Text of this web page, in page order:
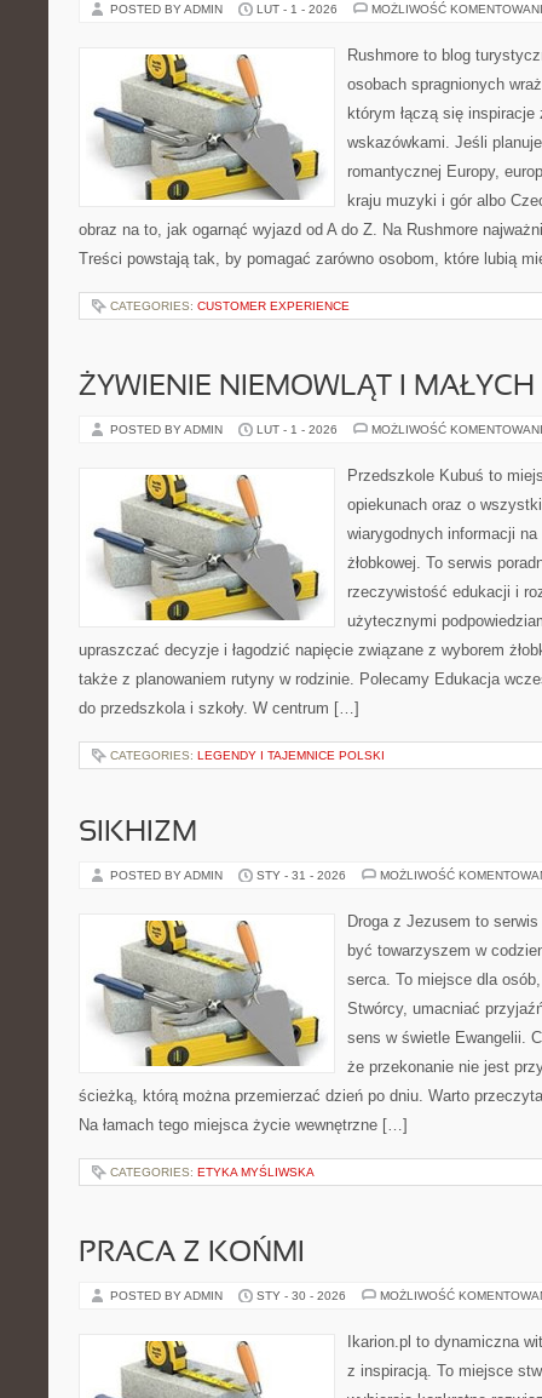
POSTED BY ADMIN LUT - 1 - 2026 MOŻLIWOŚĆ
Rushmore to blog
osobach spragnionych
którym łączą się
wskazówkami. Jeśli
romantycznej Europy,
kraju muzyki i gór albo
obraz na to, jak ogarnąć wyjazd od A do Z. Na Rushmore
Treści powstają tak, by pomagać zarówno osobom, które lubią
CATEGORIES: CUSTOMER EXPERIENCE
ŻYWIENIE NIEMOWLĄT I MAŁYCH
POSTED BY ADMIN LUT - 1 - 2026 MOŻLIWOŚĆ
Przedszkole Kubuś to
opiekunach oraz o
wiarygodnych informacji
żłobkowej. To serwis
rzeczywistość edukacji i
użytecznymi
upraszczać decyzje i łagodzić napięcie związane z wyborem
także z planowaniem rutyny w rodzinie. Polecamy Edukacja
do przedszkola i szkoły. W centrum […]
CATEGORIES: LEGENDY I TAJEMNICE POLSKI
SIKHIZM
POSTED BY ADMIN STY - 31 - 2026 MOŻLIWOŚĆ
Droga z Jezusem to
być towarzyszem w
serca. To miejsce dla
Stwórcy, umacniać
sens w świetle Ewangelii.
że przekonanie nie jest
ścieżką, którą można przemierzać dzień po dniu. Warto
Na łamach tego miejsca życie wewnętrzne […]
CATEGORIES: ETYKA MYŚLIWSKA
PRACA Z KOŃMI
POSTED BY ADMIN STY - 30 - 2026 MOŻLIWOŚĆ
Ikarion.pl to dynamiczna
z inspiracją. To miejsce